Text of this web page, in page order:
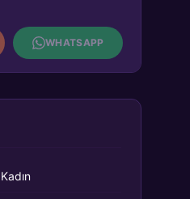
WHATSAPP
Kadın